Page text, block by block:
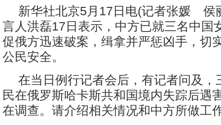
新华社北京5月17日电(记者张媛 侯
言人洪磊17日表示，中方已就三名中国
促俄方迅速破案，缉拿并严惩凶手，切
公民安全。
在当日例行记者会后，有记者问及，
民在俄罗斯哈卡斯共和国境内失踪后遇
在调查。请介绍相关情况和中方所做工